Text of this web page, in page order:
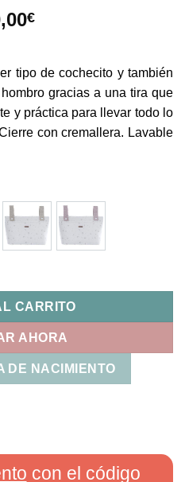
€
tipo de cochecito y también
gracias a una tira que
y práctica para llevar todo lo
con cremallera. Lavable
cantidad
CARRITO
AHORA
DE NACIMIENTO
con el código